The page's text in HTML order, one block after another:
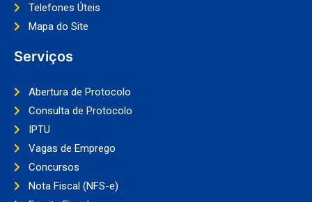
Telefones Úteis
Mapa do Site
Serviços
Abertura de Protocolo
Consulta de Protocolo
IPTU
Vagas de Emprego
Concursos
Nota Fiscal (NFS-e)